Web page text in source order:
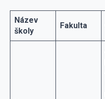
Název
školy
Fakulta